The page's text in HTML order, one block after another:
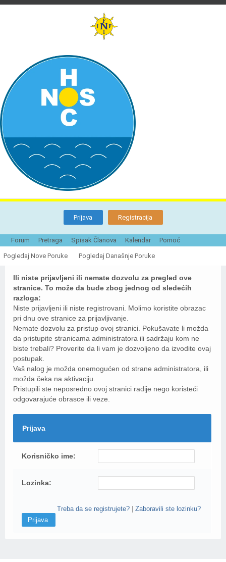
Prijava Registracija
Forum Pretraga Spisak Članova Kalendar Pomoć
Pogledaj Nove Poruke Pogledaj Današnje Poruke
Naturistička organizacija Srbije - Forum
Ili niste prijavljeni ili nemate dozvolu za pregled ove
stranice. To može da bude zbog jednog od sledećih
razloga:
Niste prijavljeni ili niste registrovani. Molimo koristite obrazac
pri dnu ove stranice za prijavljivanje.
Nemate dozvolu za pristup ovoj stranici. Pokušavate li možda
da pristupite stranicama administratora ili sadržaju kom ne
biste trebali? Proverite da li vam je dozvoljeno da izvodite ovaj
postupak.
Vaš nalog je možda onemogućen od strane administratora, ili
možda čeka na aktivaciju.
Pristupili ste neposredno ovoj stranici radije nego koristeći
odgovarajuće obrasce ili veze.
Prijava
Korisničko ime:
Lozinka:
Treba da se registrujete?| Zaboravili ste lozinku?